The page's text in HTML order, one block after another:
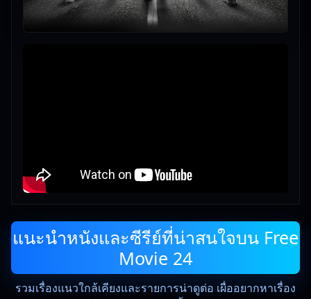
แนะนำหนังและซีรีย์ที่น่าสนใจบน Free
Movie 24
รวมเรื่องแนวใกล้เคียงและรายการน่าดูต่อ เผื่ออยากหาเรื่อง